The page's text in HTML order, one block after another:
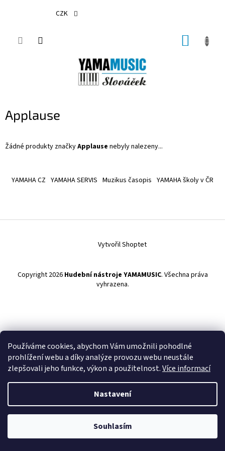
Používáme cookies, abychom Vám umožnili pohodlné
prohlížení webu a díky analýze provozu webu neustále
zlepšovali jeho funkce, výkon a použitelnost.Více informací
Nastavení
Souhlasím
CZK
Applause
Žádné produkty značkyApplause nebyly nalezeny...
í
YAMAHA CZ YAMAHA SERVIS Muzikus časopis YAMAHA školy v ČR
Vytvořil Shoptet
Copyright 2026 Hudební nástroje YAMAMUSIC. Všechna práva
vyhrazena.